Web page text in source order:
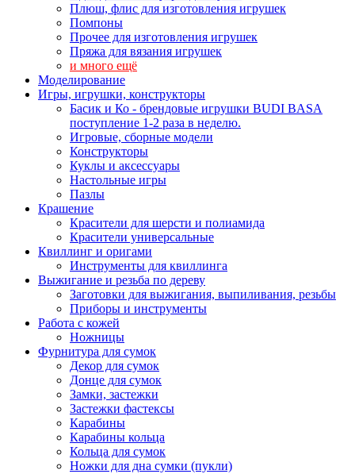
Плюш, флис для изготовления игрушек
Помпоны
Прочее для изготовления игрушек
Пряжа для вязания игрушек
и много ещё
Моделирование
Игры, игрушки, конструкторы
Басик и Ко - брендовые игрушки BUDI BASA
поступление 1-2 раза в неделю.
Игровые, сборные модели
Конструкторы
Куклы и аксессуары
Настольные игры
Пазлы
Крашение
Красители для шерсти и полиамида
Красители универсальные
Квиллинг и оригами
Инструменты для квиллинга
Выжигание и резьба по дереву
Заготовки для выжигания, выпиливания, резьбы
Приборы и инструменты
Работа с кожей
Ножницы
Фурнитура для сумок
Декор для сумок
Донце для сумок
Замки, застежки
Застежки фастексы
Карабины
Карабины кольца
Кольца для сумок
Ножки для дна сумки (пукли)